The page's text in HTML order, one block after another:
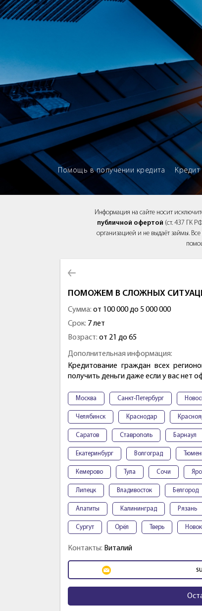
Brokery365 - Рейтинг
Помощь в получении кредита
Информация на сайте носит
публичной офертой (ст. 437 ГК
организацией и не выдаёт займы.
ПОМОЖЕМ В СЛОЖНЫХ
Сумма: от 100 000 до 5 000 000
Срок: 7 лет
Возраст: от 21 до 65
Дополнительная информация:
Кредитование граждан всех
получить деньги даже если у вас нет
Москва Санкт-Петербург
Челябинск Краснодар
Саратов Ставрополь Барнаул
Екатеринбург Волгоград
Кемерово Тула Сочи
Липецк Владивосток Белгород
Апатиты Калининград Рязань
Сургут Орёл Тверь
Контакты: Виталий